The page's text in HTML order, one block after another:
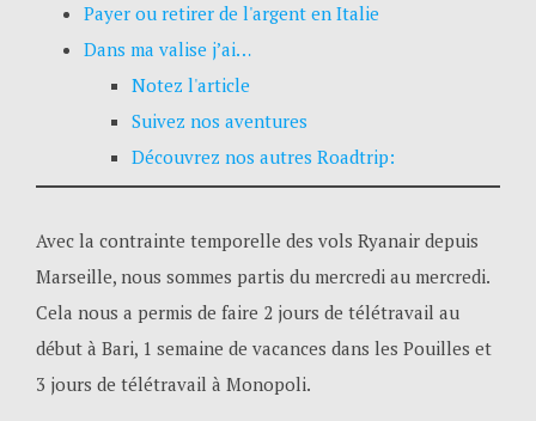
Payer ou retirer de l'argent en Italie
Dans ma valise j’ai…
Notez l'article
Suivez nos aventures
Découvrez nos autres Roadtrip:
Avec la contrainte temporelle des vols Ryanair depuis
Marseille, nous sommes partis du mercredi au mercredi.
Cela nous a permis de faire 2 jours de télétravail au
début à Bari, 1 semaine de vacances dans les Pouilles et
3 jours de télétravail à Monopoli.